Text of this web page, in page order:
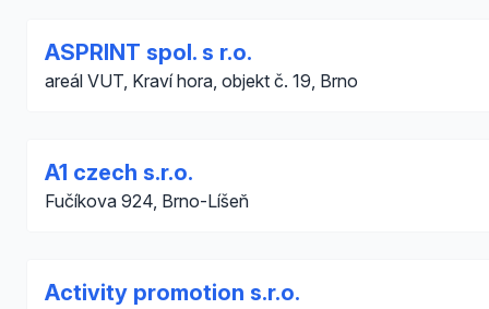
ASPRINT spol. s r.o.
areál VUT, Kraví hora, objekt č. 19, Brno
A1 czech s.r.o.
Fučíkova 924, Brno-Líšeň
Activity promotion s.r.o.